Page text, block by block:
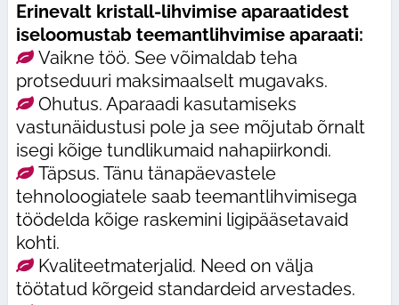
Erinevalt kristall-lihvimise aparaatidest
iseloomustab teemantlihvimise aparaati:
Vaikne töö. See võimaldab teha
protseduuri maksimaalselt mugavaks.
Ohutus. Aparaadi kasutamiseks
vastunäidustusi pole ja see mõjutab õrnalt
isegi kõige tundlikumaid nahapiirkondi.
Täpsus. Tänu tänapäevastele
tehnoloogiatele saab teemantlihvimisega
töödelda kõige raskemini ligipääsetavaid
kohti.
Kvaliteetmaterjalid. Need on välja
töötatud kõrgeid standardeid arvestades.